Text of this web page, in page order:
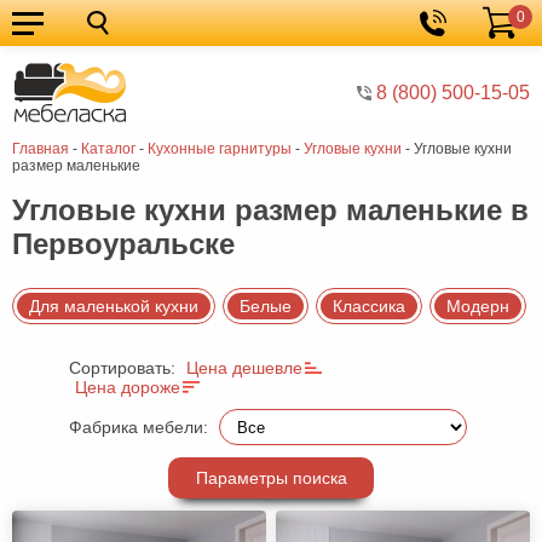
8 (800) 500-15-05
Корзина
0
Главная - Каталог - Кухонные гарнитуры - Угловые кухни - Угловые кухни
размер маленькие
Кухонные
гарнитуры
Мебель
для
кухни
Мебель
для
спальни
Кровати
Шкафы
Диваны
Мягкая
мебель
Детская
мебель
Мебель
Угловые кухни размер маленькие в
Первоуральске
Для маленькой кухни Белые Классика Модерн
Сортировать:
Цена дешевле
Цена дороже
Фабрика мебели:
Параметры поиска